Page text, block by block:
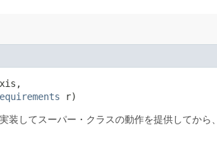
r)
実装してスーパー・クラスの動作を提供してから